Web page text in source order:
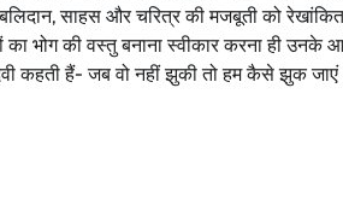
बलिदान, साहस और चरित्र की मजबूती को
का भोग की वस्तु बनाना स्वीकार करना ही उनके
कहती हैं- जब वो नहीं झुकी तो हम कैसे झुक जाएं